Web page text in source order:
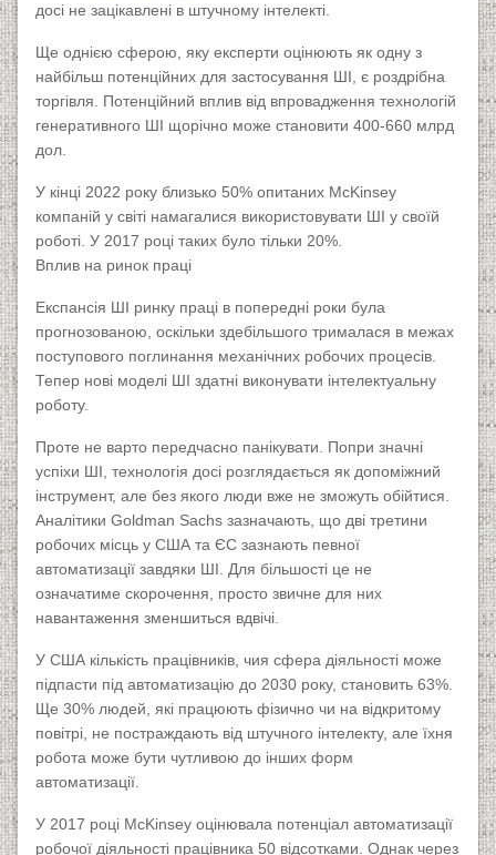
досі не зацікавлені в штучному інтелекті.
Ще однією сферою, яку експерти оцінюють як одну з
найбільш потенційних для застосування ШІ, є роздрібна
торгівля. Потенційний вплив від впровадження технологій
генеративного ШІ щорічно може становити 400-660 млрд
дол.
У кінці 2022 року близько 50% опитаних McKinsey
компаній у світі намагалися використовувати ШІ у своїй
роботі. У 2017 році таких було тільки 20%.
Вплив на ринок праці
Експансія ШІ ринку праці в попередні роки була
прогнозованою, оскільки здебільшого трималася в межах
поступового поглинання механічних робочих процесів.
Тепер нові моделі ШІ здатні виконувати інтелектуальну
роботу.
Проте не варто передчасно панікувати. Попри значні
успіхи ШІ, технологія досі розглядається як допоміжний
інструмент, але без якого люди вже не зможуть обійтися.
Аналітики Goldman Sachs зазначають, що дві третини
робочих місць у США та ЄС зазнають певної
автоматизації завдяки ШІ. Для більшості це не
означатиме скорочення, просто звичне для них
навантаження зменшиться вдвічі.
У США кількість працівників, чия сфера діяльності може
підпасти під автоматизацію до 2030 року, становить 63%.
Ще 30% людей, які працюють фізично чи на відкритому
повітрі, не постраждають від штучного інтелекту, але їхня
робота може бути чутливою до інших форм
автоматизації.
У 2017 році McKinsey оцінювала потенціал автоматизації
робочої діяльності працівника 50 відсотками. Однак через